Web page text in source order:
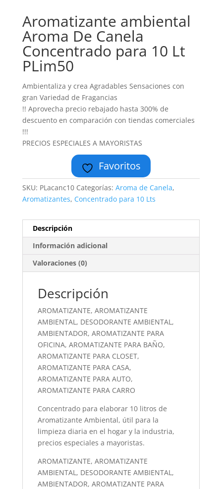
Aromatizante ambiental
Aroma De Canela
Concentrado para 10 Lt
PLim50
Ambientaliza y crea Agradables Sensaciones con
gran Variedad de Fragancias
!! Aprovecha precio rebajado hasta 300% de
descuento en comparación con tiendas comerciales
!!!
PRECIOS ESPECIALES A MAYORISTAS
Favoritos
SKU: PLacanc10 Categorías: Aroma de Canela,
Aromatizantes, Concentrado para 10 Lts
Descripción
Información adicional
Valoraciones (0)
Descripción
AROMATIZANTE, AROMATIZANTE
AMBIENTAL, DESODORANTE AMBIENTAL,
AMBIENTADOR, AROMATIZANTE PARA
OFICINA, AROMATIZANTE PARA BAÑO,
AROMATIZANTE PARA CLOSET,
AROMATIZANTE PARA CASA,
AROMATIZANTE PARA AUTO,
AROMATIZANTE PARA CARRO
Concentrado para elaborar 10 litros de
Aromatizante Ambiental, útil para la
limpieza diaria en el hogar y la industria,
precios especiales a mayoristas.
AROMATIZANTE, AROMATIZANTE
AMBIENTAL, DESODORANTE AMBIENTAL,
AMBIENTADOR, AROMATIZANTE PARA